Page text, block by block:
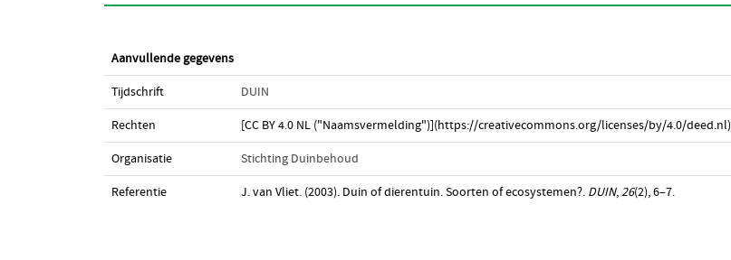
Aanvullende gegevens
Tijdschrift DUIN
Rechten [CC BY 4.0 NL ("Naamsvermelding")](https://creativecommons.org/licenses/by/4.0/deed.nl)
Organisatie Stichting Duinbehoud
Referentie J. van Vliet. (2003). Duin of dierentuin. Soorten of ecosystemen?. DUIN,26(2), 6–7.